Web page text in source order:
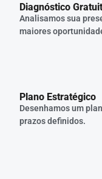
Diagnóstico
Analisamos sua
maiores
Plano Estratégico
Desenhamos um
prazos definidos.